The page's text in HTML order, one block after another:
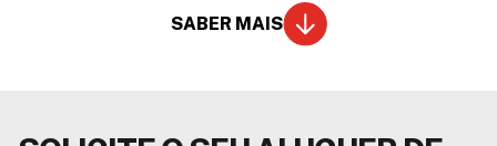
SABER MAIS